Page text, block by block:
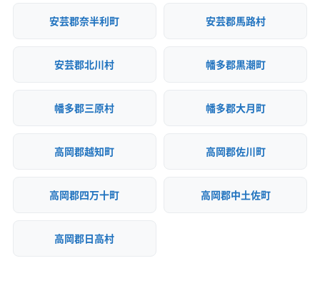
安芸郡奈半利町 安芸郡馬路村
安芸郡北川村 幡多郡黒潮町
幡多郡三原村 幡多郡大月町
高岡郡越知町 高岡郡佐川町
高岡郡四万十町 高岡郡中土佐町
高岡郡日高村